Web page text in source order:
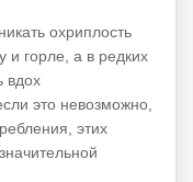
охриплость
и горле, а в редких
вдох
это невозможно,
этих